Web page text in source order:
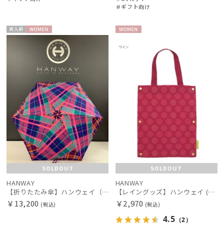
＃ギフト向け
再入 WOME
SOLDOUT
HANWAY
【折りたたみ傘】ハンウェイ（ＨＡＮＷＡＹ） Check&Check（チェック＆チェック）
￥13,200 (税込)
N
SOLDOUT
HANWAY
【レイングッズ】ハンウェイ (HANWAY) ベリーニ 花柄ロゴ傘袋 【公式ムーンバット】 折りたたみ傘用 2WAY 裏側吸水 撥水
￥2,970 (税込)
4.5 （2）